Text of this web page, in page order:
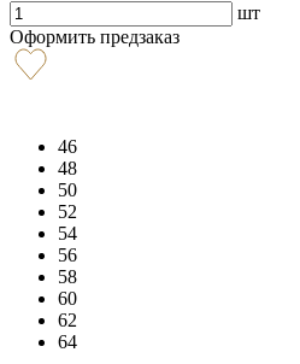
шт
Оформить предзаказ
46
48
50
52
54
56
58
60
62
64